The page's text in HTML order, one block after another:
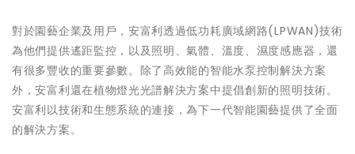
對於園藝企業及用戶，安富利透過低功耗廣域網路(LPWAN)技術
為他們提供遙距監控，以及照明、氣體、溫度、濕度感應器，還
有很多豐收的重要參數。除了高效能的智能水泵控制解決方案
外，安富利還在植物燈光光譜解決方案中提倡創新的照明技術。
安富利以技術和生態系統的連接，為下一代智能園藝提供了全面
的解決方案。